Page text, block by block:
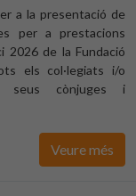
a la presentació de
per a prestacions
2026 de la Fundació
els col·legiats i/o
seus cònjuges i
de 2026.
Veure més